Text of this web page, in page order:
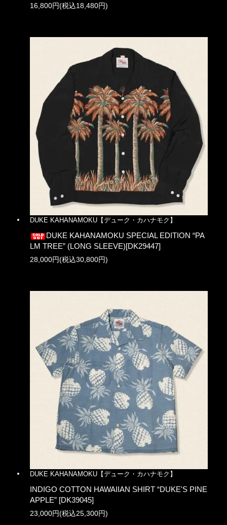
16,800円(税込18,480円)
DUKE KAHANAMOKU【デューク・カハナモク】
DUKE KAHANAMOKU SPECIAL EDITION “PA
LM TREE” (LONG SLEEVE)[DK29447]
28,000円(税込30,800円)
DUKE KAHANAMOKU【デューク・カハナモク】
INDIGO COTTON HAWAIIAN SHIRT “DUKE'S PINE
APPLE” [DK39045]
23,000円(税込25,300円)